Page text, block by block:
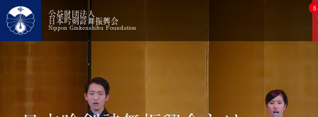
公益財団法人
日本吟剣詩舞振興会
Nippon Ginkenshibu Foundation